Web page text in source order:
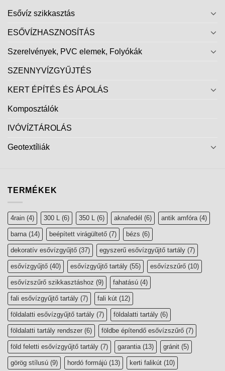
Esővíz szikkasztás
ESŐVÍZHASZNOSÍTÁS
Szerelvények, PVC elemek, Folyókák
SZENNYVÍZGYŰJTÉS
KERT ÉPÍTÉS ÉS ÁPOLÁS
Komposztálók
IVÓVÍZTÁROLÁS
Geotextíliák
TERMÉKEK
4rain (4) 300 L (6) 350 L (6) aknafedél (6) antik amfóra(4)
barna(14) beépített virágültető (7) bézs (6)
dekoratív esővízgyűjtő (37) egyszerű esővízgyűjtő tartály (7)
esővízgyűjtő (40) esővízgyűjtő tartály (55) esővízszűrő (10)
esővízszűrő szikkasztáshoz (9) fahatású (4)
fali esővízgyűjtő tartály (7) fali kút (12)
földalatti esővízgyűjtő tartály (7) földalatti tartály (6)
földalatti tartály rendszer (6) földbe építendő esővízszűrő (7)
föld feletti esővízgyűjtő tartály (7) garantia(13) gránit (5)
görög stílusú (9) hordó formájú (13) kerti falikút (10)